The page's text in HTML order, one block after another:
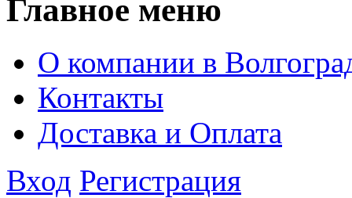
Главное меню
О компании в
Контакты
Доставка и Оплата
Вход Регистрация